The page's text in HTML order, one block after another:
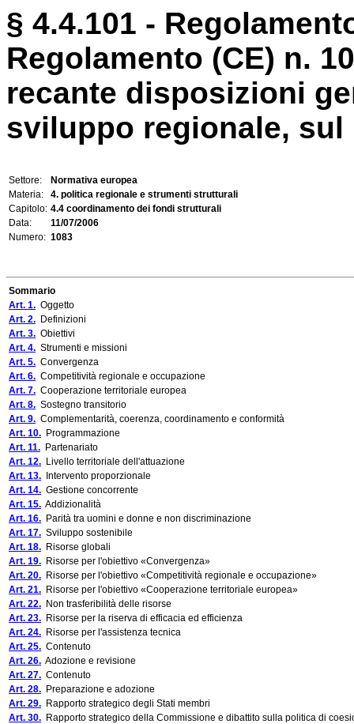
§ 4.4.101 -
Regolamento (CE) n.
recante disposizioni
sviluppo regionale,
Settore:
Normativa europea
Materia:
4. politica regionale e strumenti strutturali
Capitolo: 4.4 coordinamento dei fondi strutturali
Data:
11/07/2006
Numero: 1083
Sommario
Art. 1. Oggetto
Art. 2. Definizioni
Art. 3. Obiettivi
Art. 4. Strumenti e missioni
Art. 5. Convergenza
Art. 6. Competitività regionale e occupazione
Art. 7. Cooperazione territoriale europea
Art. 8. Sostegno transitorio
Art. 9. Complementarità, coerenza, coordinamento e conformità
Art. 10. Programmazione
Art. 11. Partenariato
Art. 12. Livello territoriale dell'attuazione
Art. 13. Intervento proporzionale
Art. 14. Gestione concorrente
Art. 15. Addizionalità
Art. 16. Parità tra uomini e donne e non discriminazione
Art. 17. Sviluppo sostenibile
Art. 18. Risorse globali
Art. 19. Risorse per l'obiettivo «Convergenza»
Art. 20. Risorse per l'obiettivo «Competitività regionale e occupazione»
Art. 21. Risorse per l'obiettivo «Cooperazione territoriale europea»
Art. 22. Non trasferibilità delle risorse
Art. 23. Risorse per la riserva di efficacia ed efficienza
Art. 24. Risorse per l'assistenza tecnica
Art. 25. Contenuto
Art. 26. Adozione e revisione
Art. 27. Contenuto
Art. 28. Preparazione e adozione
Art. 29. Rapporto strategico degli Stati membri
Art. 30. Rapporto strategico della Commissione e dibattito sulla politica di